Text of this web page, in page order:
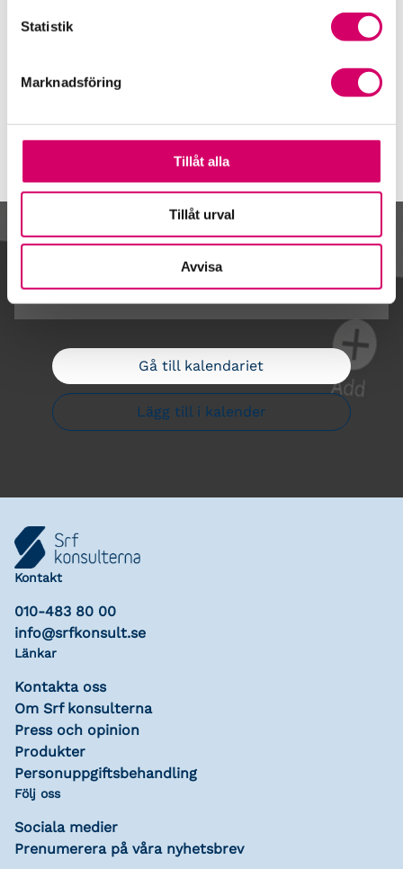
Statistik
Marknadsföring
Tillåt alla
Tillåt urval
Avvisa
Validera lönekurser – för utbildningsleverantörer
Våra event och temadagar
Kalendarium
Gå till kalendariet
Lägg till i kalender
Kontakt
010-483 80 00
info@srfkonsult.se
Länkar
Kontakta oss
Om Srf konsulterna
Press och opinion
Produkter
Personuppgiftsbehandling
Följ oss
Sociala medier
Prenumerera på våra nyhetsbrev